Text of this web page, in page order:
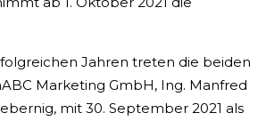
Jahren treten die beiden
Marketing GmbH, Ing. Manfred
mit 30. September 2021 als